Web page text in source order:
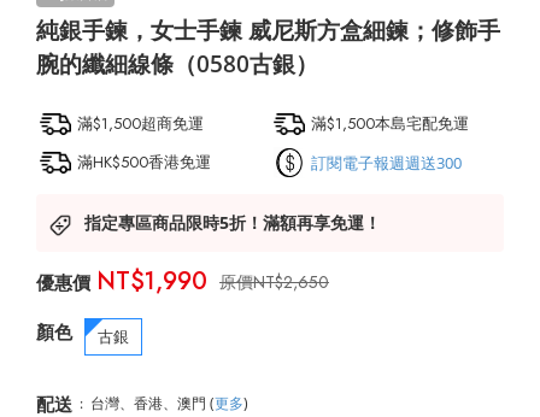
純銀手鍊，女士手鍊 威尼斯方盒細鍊；修飾手
腕的纖細線條（0580古銀）
滿$1,500超商免運
滿$1,500本島宅配免運
滿HK$500香港免運
訂閱電子報週週送300
指定專區商品限時5折！滿額再享免運！
NT$2,650
NT$1,990
顏色 古銀
配送 : 台灣、香港、澳門 (更多)